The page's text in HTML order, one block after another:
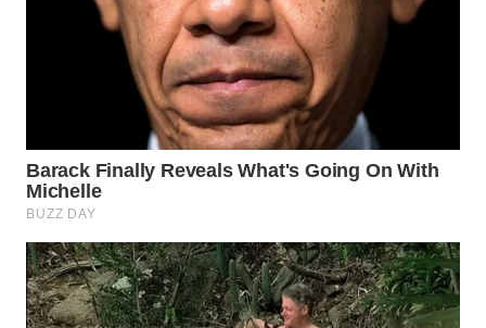
MAJALENGKA
WN
SUKABUMI
WN
PURWAKARTA